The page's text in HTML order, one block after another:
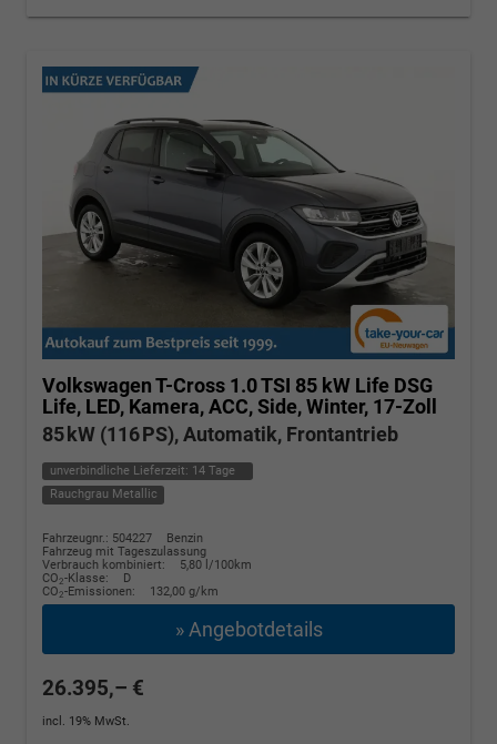
Volkswagen T-Cross 1.0 TSI 85 kW Life DSG
Life, LED, Kamera, ACC, Side, Winter, 17-Zoll
85 kW (116 PS), Automatik, Frontantrieb
unverbindliche Lieferzeit: 14 Tage
Rauchgrau Metallic
Fahrzeugnr.: 504227
Benzin
Fahrzeug mit Tageszulassung
Verbrauch kombiniert:
5,80 l/100km
CO2-Klasse:
D
CO2-Emissionen: 132,00 g/km
» Angebotdetails
26.395,– €
incl. 19% MwSt.